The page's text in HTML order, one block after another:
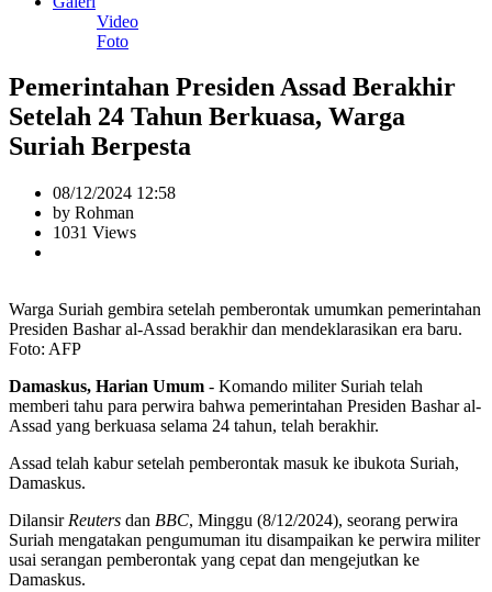
Video
Foto
Pemerintahan Presiden Assad Berakhir
Setelah 24 Tahun Berkuasa, Warga
Suriah Berpesta
08/12/2024 12:58
by Rohman
1031 Views
Warga Suriah gembira setelah pemberontak umumkan pemerintahan
Presiden Bashar al-Assad berakhir dan mendeklarasikan era baru.
Foto: AFP
Damaskus, Harian Umum - Komando militer Suriah telah
memberi tahu para perwira bahwa pemerintahan Presiden Bashar al-
Assad yang berkuasa selama 24 tahun, telah berakhir.
Assad telah kabur setelah pemberontak masuk ke ibukota Suriah,
Damaskus.
Dilansir Reuters dan BBC, Minggu (8/12/2024), seorang perwira
Suriah mengatakan pengumuman itu disampaikan ke perwira militer
usai serangan pemberontak yang cepat dan mengejutkan ke
Damaskus.